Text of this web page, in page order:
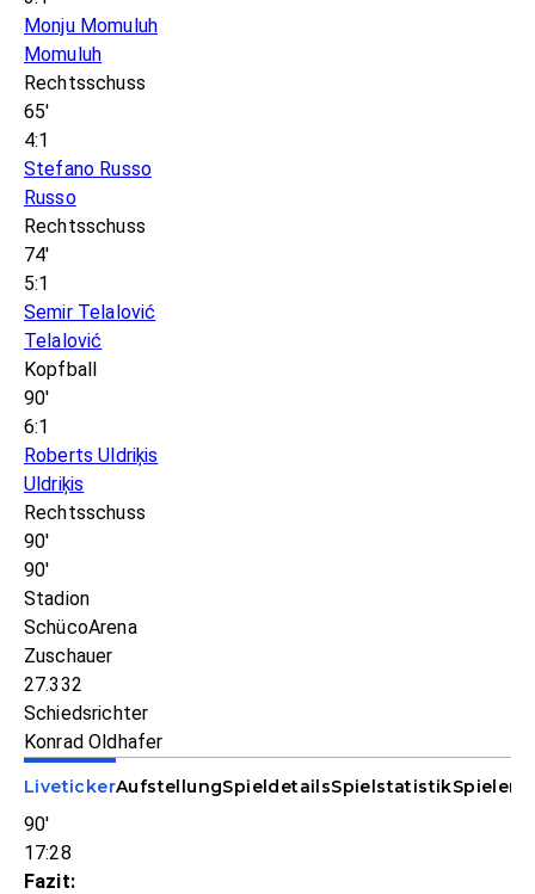
Monju Momuluh
Momuluh
Rechtsschuss
65'
4:1
Stefano Russo
Russo
Rechtsschuss
74'
5:1
Semir Telalović
Telalović
Kopfball
90'
6:1
Roberts Uldriķis
Uldriķis
Rechtsschuss
90'
90'
Stadion
SchücoArena
Zuschauer
27.332
Schiedsrichter
Konrad Oldhafer
LivetickerAufstellungSpieldetailsSpielstatistikSpieler-
90'
17:28
Fazit: